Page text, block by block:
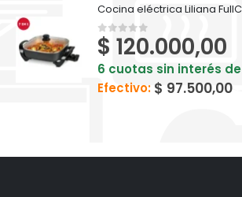
0out of 5
$ 120.000,00
6 cuotas sin interés de
Efectivo: $ 97.500,00